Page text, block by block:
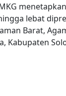
lebat
Barat,
Kabupaten